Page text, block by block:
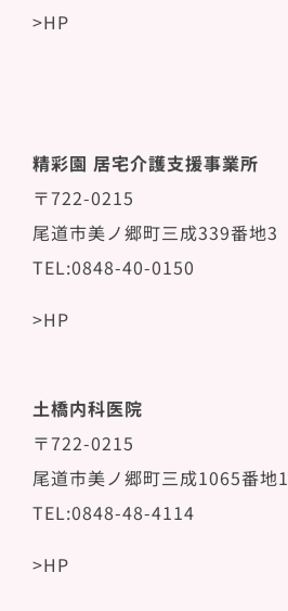
>HP
精彩園 居宅介護支援事業所
〒722-0215
尾道市美ノ郷町三成339番地3
TEL:0848-40-0150
>HP
土橋内科医院
〒722-0215
尾道市美ノ郷町三成1065番地1
TEL:0848-48-4114
>HP